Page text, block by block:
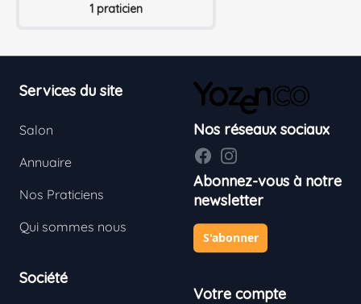
1 praticien
Services du site
Salon
Annuaire
Nos Praticiens
Qui sommes nous
Société
Nos réseaux sociaux
FacebookInstagram
Abonnez-vous à notre
newsletter
S'abonner
Votre compte